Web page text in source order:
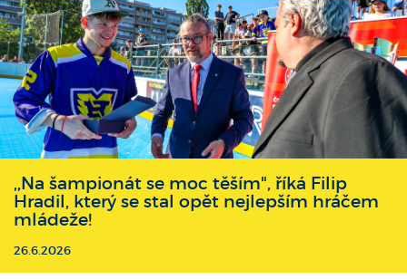
,,Na šampionát se moc těším", říká Filip
Hradil, který se stal opět nejlepším hráčem
mládeže!
26.6.2026